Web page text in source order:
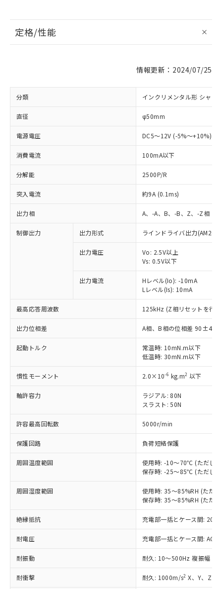
定格/性能
情報更新：2024/07/25
分類 インクリメンタル形 シャフ
直径 φ50mm
電源電圧 DC5～12V (-5%～+10%)
消費電流 100mA以下
分解能 2500P/R
突入電流 約9A (0.1ms)
出力相 A、-A、B、-B、Z、-Z相
制御出力 出力形式 ラインドライバ出力
出力電圧
Vo: 2.5V以上
Vs: 0.5V以下
出力電流
Hレベル(Io): -10mA
Lレベル(Is): 10mA
最高応答周波数 125kHz (Z相リセットを行
出力位相差 A相、B相の位相差
起動トルク
常温時: 10mN.m以下
低温時: 30mN.m以下
慣性モーメント 2.0×10-6 kg.m2 以下
軸許容力
ラジアル: 80N
スラスト: 50N
許容最高回転数 5000r/min
保護回路 負荷短絡保護
周囲温度範囲
使用時: -10～70℃ (ただし
保存時: -25～85℃ (ただし
周囲湿度範囲
使用時: 35～85%RH (ただ
保存時: 35～85%RH (ただ
絶縁抵抗 充電部一括とケース間:
耐電圧 充電部一括とケース間:
耐振動 耐久: 10～500Hz 複振幅
耐衝撃 耐久: 1000m/s2 X、Y、Z 各
以下の条件をお読みいただき、同意のうえ
ご利用ください。
本サービスは、当社制御機器事業取扱
商品の当社在庫状況および標準価格
当社制御機器事業取扱商品の中には、
本サービスの対象外となる商品もある
ことをご了承ください。
在庫状況および標準価格照会結果は、
記載している更新日時点での社内デー
タに基づき作成されるものであり、閲
覧された時点での実際の在庫および標
準価格とは異なる場合があることをご
※1 対応状況
対応済み：EU RoHS指令（10物質）の
非含有に対応した製品が提供可能な商品で
対応予定：EU RoHS指令（10物質）の非含
有に対応した製品に切り替える予定のある
対応予定なし：EU RoHS指令（10物質）の
非含有に非対応の商品で、対応品を出す予
定はありません。
調査・確認中：EU RoHS指令（10物質）の
非含有の対応状況を調査中または確認中の
非該当品：ライセンス料など無形物で、有
害物質有無と関係のない商品です。
仕入先様の事情により、非含有部品として
いたものが、含有品と判明した場合などや
むを得ず変更することがあります。
鉛(Pb) 1000ppm以下、 水銀(Hg) 1000ppm以下、 カド
六価クロム(Cr(Ⅵ)) 1000ppm以下、ポリ臭化ビフェニル
類(PBB) 1000ppm以下、ポリ臭化ジフェニルエーテル類
※1 中国RoHS○×表
「○」：最大均質材料含有率が中国RoHSの
基準値以下であることを示します。
「×」：最大均質材料含有率が中国RoHSの
基準値を超えていることを示します。
「－」：未確認です。当社販売部門へお問
*中国RoHS10物質の基準値 (GB/T26572)：
Pb(鉛) :1000ppm、 Hg(水銀) : 1000ppm、 Cd(カドミウ
当社は、これら貴社製品のうち、外国
為替および外国貿易法に定める商品
（以下｢規制貨物等」という）を輸出
または国外への提供する場合は、日本
国政府の輸出許可(または役務取引許
可)を取得するなどの必要な手続きを